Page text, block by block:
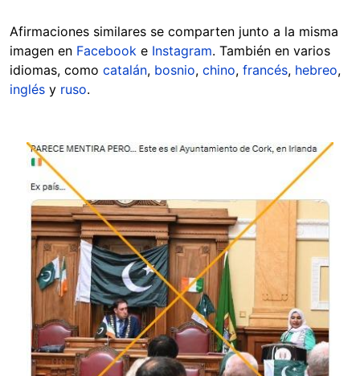
Afirmaciones similares se comparten junto a la misma
imagen en Facebook e Instagram. También en varios
idiomas, como catalán, bosnio, chino, francés, hebreo,
inglés y ruso.
Image